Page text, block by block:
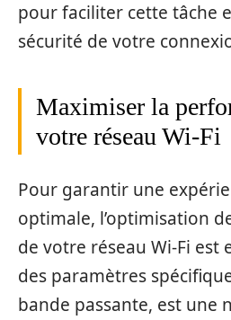
pour faciliter cette tâche
sécurité de votre
Maximiser la
votre réseau Wi-Fi
Pour garantir une
optimale, l’optimisation
de votre réseau Wi-Fi est
des paramètres
bande passante, est une